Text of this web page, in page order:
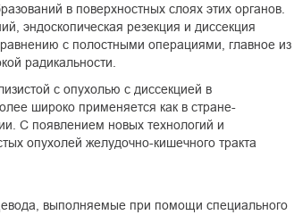
в поверхностных слоях этих органов.
эндоскопическая резекция и диссекция
с полостными операциями, главное из
радикальности.
с опухолью с диссекцией в
широко применяется как в стране-
С появлением новых технологий и
опухолей желудочно-кишечного тракта
выполняемые при помощи специального